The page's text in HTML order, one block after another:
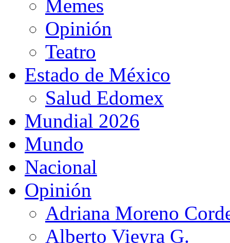
Memes
Opinión
Teatro
Estado de México
Salud Edomex
Mundial 2026
Mundo
Nacional
Opinión
Adriana Moreno
Alberto Vieyra G.